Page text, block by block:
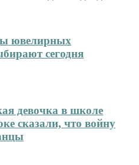
ювелирных
сегодня
девочка в школе
сказали, что войну